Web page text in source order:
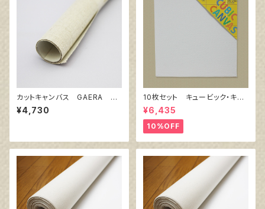
カットキャンバス GAERA F
S25
¥4,730
10枚セット キュービック・キャ
ンバス白（縦150㎜×横150㎜×
厚38㎜）
¥6,435
10%OFF